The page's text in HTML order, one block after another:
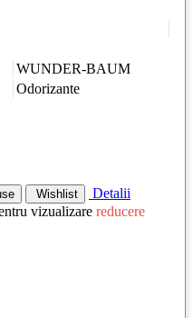
WUNDER-BAUM
Odorizante
Wishlist
Detalii
vizualizare reducere